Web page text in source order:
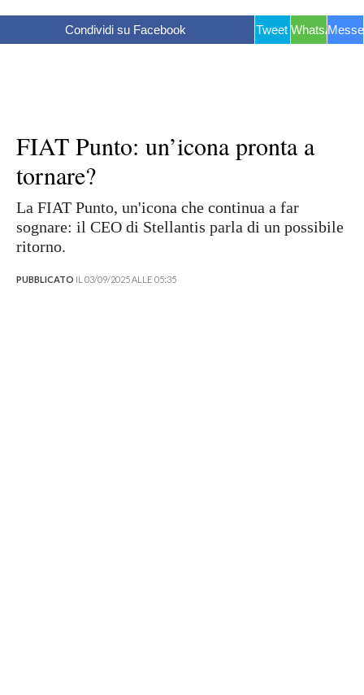
Condividi su Facebook Tweet WhatsApp
FIAT Punto: un’icona pronta a
tornare?
La FIAT Punto, un'icona che continua a far
sognare: il CEO di Stellantis parla di un possibile
ritorno.
PUBBLICATO IL 03/09/2025 ALLE 05:35